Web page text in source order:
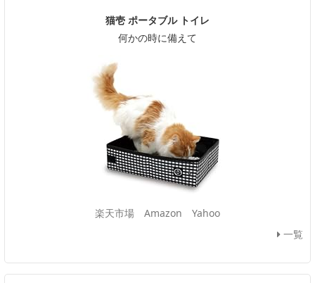
猫壱 ポータブル トイレ
何かの時に備えて
楽天市場 Amazon
Yahoo
一覧